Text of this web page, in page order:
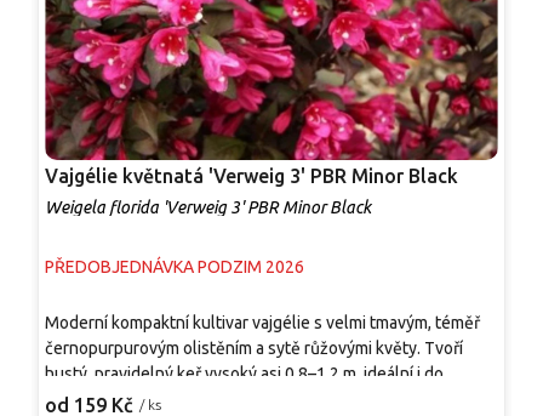
Vajgélie květnatá 'Verweig 3' PBR Minor Black
Weigela florida 'Verweig 3' PBR Minor Black
PŘEDOBJEDNÁVKA PODZIM 2026
od 159 Kč / ks
Moderní kompaktní kultivar vajgélie s velmi tmavým, téměř
černopurpurovým olistěním a sytě růžovými květy. Tvoří
hustý, pravidelný keř vysoký asi 0,8–1,2 m, ideální i do
menších zahrad a nádob. Kvete bohatě v květnu až červnu,